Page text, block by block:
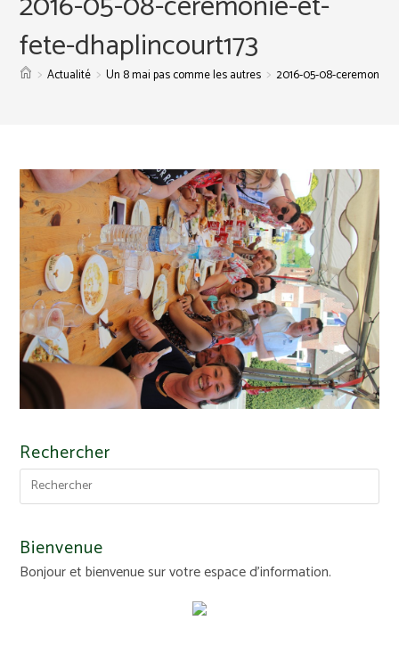
fete-dhaplincourt173
> Actualité > Un 8 mai pas comme les autres > 2016-05-08-ceremonie-
Rechercher
Bienvenue
Bonjour et bienvenue sur votre espace d'information.